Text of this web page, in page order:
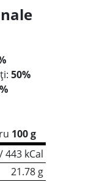
50%
100 g
443 kCal
21.78 g